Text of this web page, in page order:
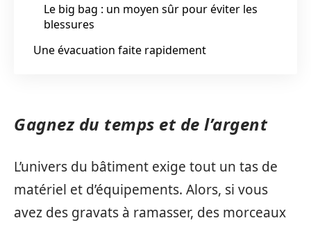
Le big bag : un moyen sûr pour éviter les
blessures
Une évacuation faite rapidement
Gagnez du temps et de l’argent
L’univers du bâtiment exige tout un tas de
matériel et d’équipements. Alors, si vous
avez des gravats à ramasser, des morceaux